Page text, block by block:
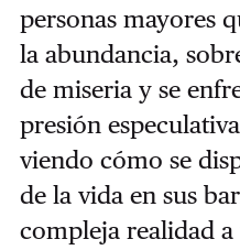
personas mayores
la abundancia,
de miseria y se
presión
viendo cómo se
de la vida en sus
compleja realidad